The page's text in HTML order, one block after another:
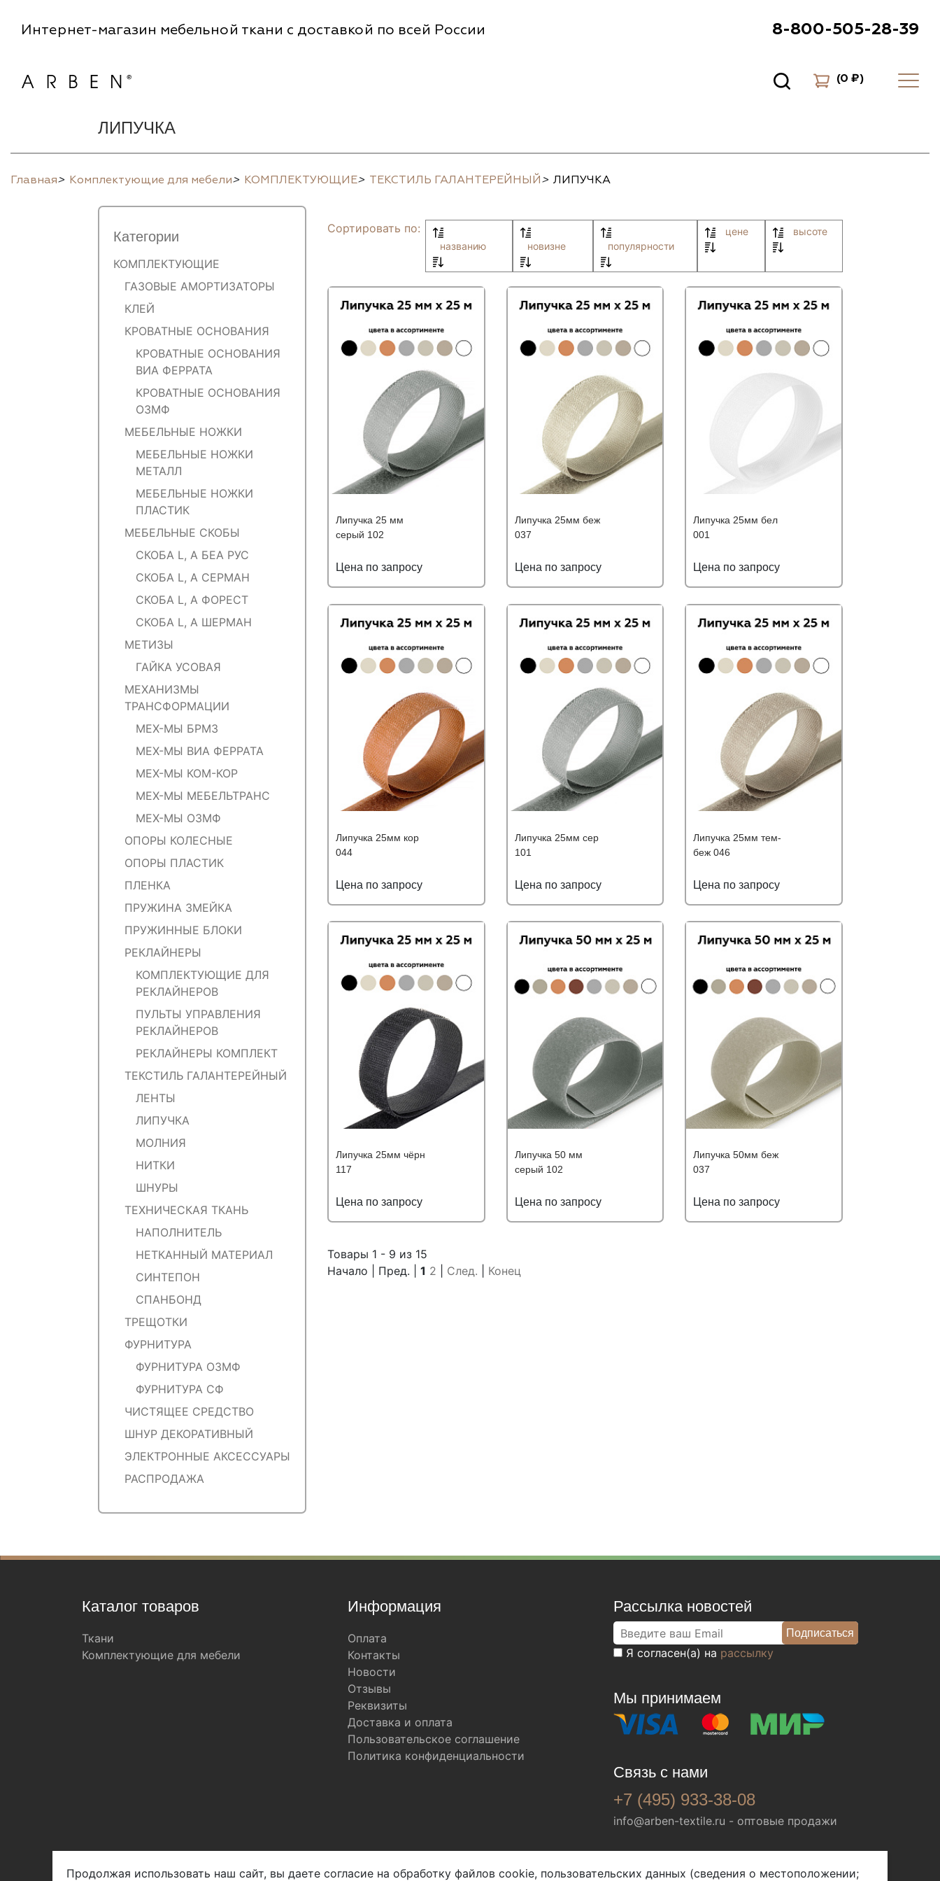
Интернет-магазин мебельной ткани с доставкой по всей России 8-800-505-28-39
(0 ₽)
ЛИПУЧКА
Главная> Комплектующие для мебели> КОМПЛЕКТУЮЩИЕ> ТЕКСТИЛЬ ГАЛАНТЕРЕЙНЫЙ> ЛИПУЧКА
Категории
КОМПЛЕКТУЮЩИЕ
ГАЗОВЫЕ АМОРТИЗАТОРЫ
КЛЕЙ
КРОВАТНЫЕ ОСНОВАНИЯ
КРОВАТНЫЕ ОСНОВАНИЯ
ВИА ФЕРРАТА
КРОВАТНЫЕ ОСНОВАНИЯ
ОЗМФ
МЕБЕЛЬНЫЕ НОЖКИ
МЕБЕЛЬНЫЕ НОЖКИ
МЕТАЛЛ
МЕБЕЛЬНЫЕ НОЖКИ
ПЛАСТИК
МЕБЕЛЬНЫЕ СКОБЫ
СКОБА L, А БЕА РУС
СКОБА L, А СЕРМАН
СКОБА L, А ФОРЕСТ
СКОБА L, А ШЕРМАН
МЕТИЗЫ
ГАЙКА УСОВАЯ
МЕХАНИЗМЫ
ТРАНСФОРМАЦИИ
МЕХ-МЫ БРМЗ
МЕХ-МЫ ВИА ФЕРРАТА
МЕХ-МЫ КОМ-КОР
МЕХ-МЫ МЕБЕЛЬТРАНС
МЕХ-МЫ ОЗМФ
ОПОРЫ КОЛЕСНЫЕ
ОПОРЫ ПЛАСТИК
ПЛЕНКА
ПРУЖИНА ЗМЕЙКА
ПРУЖИННЫЕ БЛОКИ
РЕКЛАЙНЕРЫ
КОМПЛЕКТУЮЩИЕ ДЛЯ
РЕКЛАЙНЕРОВ
ПУЛЬТЫ УПРАВЛЕНИЯ
РЕКЛАЙНЕРОВ
РЕКЛАЙНЕРЫ КОМПЛЕКТ
ТЕКСТИЛЬ ГАЛАНТЕРЕЙНЫЙ
ЛЕНТЫ
ЛИПУЧКА
МОЛНИЯ
НИТКИ
ШНУРЫ
ТЕХНИЧЕСКАЯ ТКАНЬ
НАПОЛНИТЕЛЬ
НЕТКАННЫЙ МАТЕРИАЛ
СИНТЕПОН
СПАНБОНД
ТРЕЩОТКИ
ФУРНИТУРА
ФУРНИТУРА ОЗМФ
ФУРНИТУРА СФ
ЧИСТЯЩЕЕ СРЕДСТВО
ШНУР ДЕКОРАТИВНЫЙ
ЭЛЕКТРОННЫЕ АКСЕССУАРЫ
РАСПРОДАЖА
Сортировать по:
названию новизне популярности
цене высоте
Липучка 25 мм
серый 102
Цена по запросу
Липучка 25мм беж
037
Цена по запросу
Липучка 25мм бел
001
Цена по запросу
Липучка 25мм кор
044
Цена по запросу
Липучка 25мм сер
101
Цена по запросу
Липучка 25мм тем-
беж 046
Цена по запросу
Липучка 25мм чёрн
117
Цена по запросу
Липучка 50 мм
серый 102
Цена по запросу
Липучка 50мм беж
037
Цена по запросу
Товары 1 - 9 из 15
Начало | Пред. | 1 2 След. Конец
Каталог товаров
Ткани
Комплектующие для мебели
Информация
Оплата
Контакты
Новости
Отзывы
Реквизиты
Доставка и оплата
Пользовательское соглашение
Политика конфиденциальности
Рассылка новостей
Я согласен(а) на рассылку
Мы принимаем
Связь с нами
+7 (495) 933-38-08
info@arben-textile.ru - оптовые продажи
Мы в соц. сетях
Продолжая использовать наш сайт, вы даете согласие на обработку файлов cookie, пользовательских данных (сведения о местоположении;